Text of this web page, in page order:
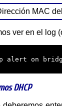
MAC
ver en el
alert on
DHCP